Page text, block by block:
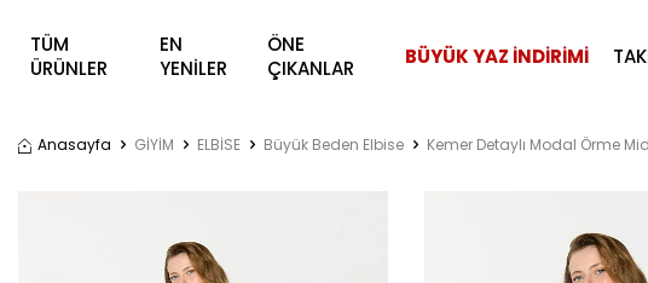
TÜM
ÜRÜNLER
EN
YENİLER
ÖNE
ÇIKANLAR
BÜYÜK YAZ İNDİRİMİ
Anasayfa GİYİM ELBİSE Büyük Beden Elbise Kemer Detaylı Modal Örme